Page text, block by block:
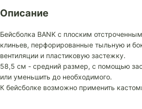
Описание
Бейсболка BANK с плоским
клиньев, перфорированные тыльную и
вентиляции и пластиковую застежку.
58,5 см - средний размер, с помощью
или уменьшить до необходимого.
К бейсболке возможно применить